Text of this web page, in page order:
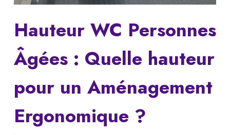
Hauteur WC Personnes
Âgées : Quelle hauteur
pour un Aménagement
Ergonomique ?